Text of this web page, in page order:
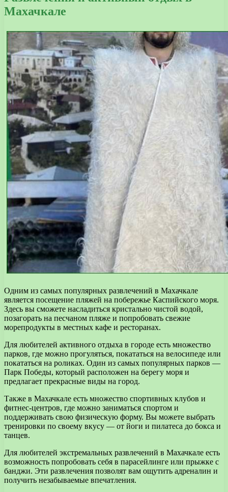
Махачкале
Одним из самых популярных развлечений в Махачкале
является посещение пляжей на побережье Каспийского моря.
Здесь вы сможете насладиться кристально чистой водой,
позагорать на песчаном пляже и попробовать свежие
морепродукты в местных кафе и ресторанах.
Для любителей активного отдыха в городе есть множество
парков, где можно прогуляться, покататься на велосипеде или
покататься на роликах. Один из самых популярных парков —
Парк Победы, который расположен на берегу моря и
предлагает прекрасные виды на город.
Также в Махачкале есть множество спортивных клубов и
фитнес-центров, где можно заниматься спортом и
поддерживать свою физическую форму. Вы можете выбрать
тренировки по своему вкусу — от йоги и пилатеса до бокса и
танцев.
Для любителей экстремальных развлечений в Махачкале есть
возможность попробовать себя в парасейлинге или прыжке с
банджи. Эти развлечения позволят вам ощутить адреналин и
получить незабываемые впечатления.